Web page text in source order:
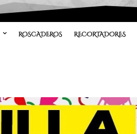
ROSCADEROS RECORTADORES